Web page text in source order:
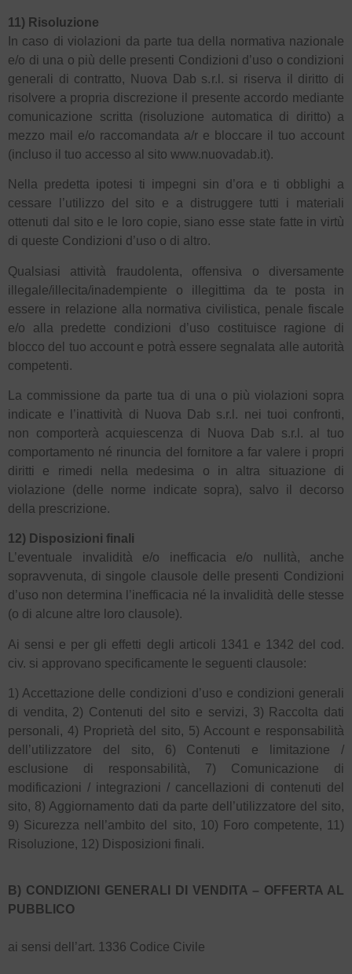
11) Risoluzione
In caso di violazioni da parte tua della normativa nazionale
e/o di una o più delle presenti Condizioni d’uso o condizioni
generali di contratto, Nuova Dab s.r.l. si riserva il diritto di
risolvere a propria discrezione il presente accordo mediante
comunicazione scritta (risoluzione automatica di diritto) a
mezzo mail e/o raccomandata a/r e bloccare il tuo account
(incluso il tuo accesso al sito www.nuovadab.it).
Nella predetta ipotesi ti impegni sin d’ora e ti obblighi a
cessare l’utilizzo del sito e a distruggere tutti i materiali
ottenuti dal sito e le loro copie, siano esse state fatte in virtù
di queste Condizioni d’uso o di altro.
Qualsiasi attività fraudolenta, offensiva o diversamente
illegale/illecita/inadempiente o illegittima da te posta in
essere in relazione alla normativa civilistica, penale fiscale
e/o alla predette condizioni d’uso costituisce ragione di
blocco del tuo account e potrà essere segnalata alle autorità
competenti.
La commissione da parte tua di una o più violazioni sopra
indicate e l’inattività di Nuova Dab s.r.l. nei tuoi confronti,
non comporterà acquiescenza di Nuova Dab s.r.l. al tuo
comportamento né rinuncia del fornitore a far valere i propri
diritti e rimedi nella medesima o in altra situazione di
violazione (delle norme indicate sopra), salvo il decorso
della prescrizione.
12) Disposizioni finali
L’eventuale invalidità e/o inefficacia e/o nullità, anche
sopravvenuta, di singole clausole delle presenti Condizioni
d’uso non determina l’inefficacia né la invalidità delle stesse
(o di alcune altre loro clausole).
Ai sensi e per gli effetti degli articoli 1341 e 1342 del cod.
civ. si approvano specificamente le seguenti clausole:
1) Accettazione delle condizioni d’uso e condizioni generali
di vendita, 2) Contenuti del sito e servizi, 3) Raccolta dati
personali, 4) Proprietà del sito, 5) Account e responsabilità
dell’utilizzatore del sito, 6) Contenuti e limitazione /
esclusione di responsabilità, 7) Comunicazione di
modificazioni / integrazioni / cancellazioni di contenuti del
sito, 8) Aggiornamento dati da parte dell’utilizzatore del sito,
9) Sicurezza nell’ambito del sito, 10) Foro competente, 11)
Risoluzione, 12) Disposizioni finali.
B) CONDIZIONI GENERALI DI VENDITA – OFFERTA AL
PUBBLICO
ai sensi dell’art. 1336 Codice Civile